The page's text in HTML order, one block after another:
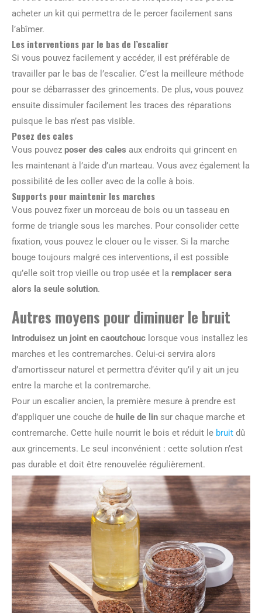
acheter un kit qui permettra de le percer facilement sans
l’abîmer.
Les interventions par le bas de l’escalier
Si vous pouvez facilement y accéder, il est préférable de
travailler par le bas de l’escalier. C’est la meilleure méthode
pour se débarrasser des grincements. De plus, vous pouvez
ensuite dissimuler facilement les traces des réparations
puisque le bas n’est pas visible.
Posez des cales
Vous pouvez poser des cales aux endroits qui grincent en
les maintenant à l’aide d’un marteau. Vous avez également la
possibilité de les coller avec de la colle à bois.
Supports pour maintenir les marches
Vous pouvez fixer un morceau de bois ou un tasseau en
forme de triangle sous les marches. Pour consolider cette
fixation, vous pouvez le clouer ou le visser. Si la marche
bouge toujours malgré ces interventions, il est possible
qu’elle soit trop vieille ou trop usée et la remplacer sera
alors la seule solution.
Autres moyens pour diminuer le bruit
Introduisez un joint en caoutchouc lorsque vous installez les
marches et les contremarches. Celui-ci servira alors
d’amortisseur naturel et permettra d’éviter qu’il y ait un jeu
entre la marche et la contremarche.
Pour un escalier ancien, la première mesure à prendre est
d’appliquer une couche de huile de lin sur chaque marche et
contremarche. Cette huile nourrit le bois et réduit le bruit dû
aux grincements. Le seul inconvénient : cette solution n’est
pas durable et doit être renouvelée régulièrement.